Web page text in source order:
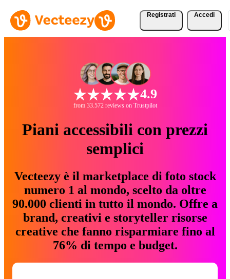
Registrati Accedi
4.9
from 33.572 reviews on Trustpilot
Piani accessibili con prezzi
semplici
Vecteezy è il marketplace di foto stock
numero 1 al mondo, scelto da oltre
90.000 clienti in tutto il mondo. Offre a
brand, creativi e storyteller risorse
creative che fanno risparmiare fino al
76% di tempo e budget.